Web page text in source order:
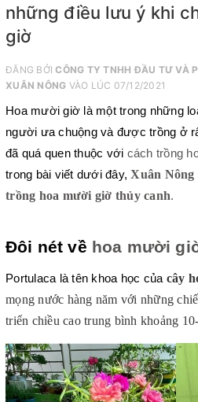
những điều lưu ý khi
giờ
ĐĂNG BỞICÔNG TY TNHH ĐẦU TƯ VÀ
XUÂN NÔNG VÀO LÚC 07/12/2021
Hoa mười giờ là một trong những
người ưa chuộng và được trồng ở
đã quá quen thuộc với cách trồng
trong bài viết dưới đây,Xuân Nông
trồng hoa mười giờ thủy canh.
Đôi nét về hoa mười
Portulaca là tên khoa học của cây
mọng nước hàng năm với những
triển chiều cao trung bình khoảng